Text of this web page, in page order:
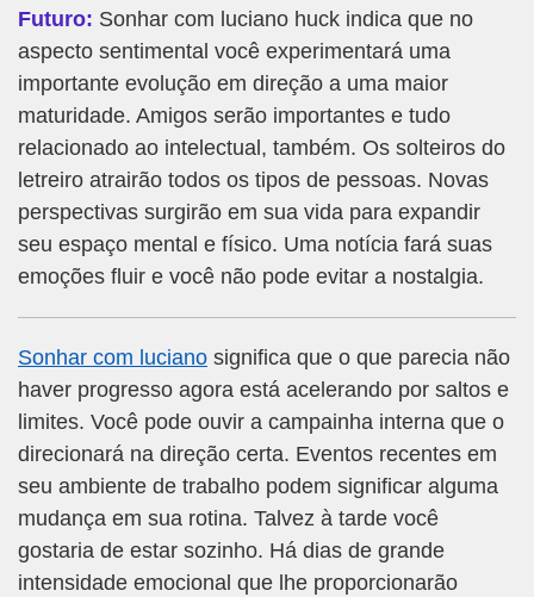
Futuro: Sonhar com luciano huck indica que no
aspecto sentimental você experimentará uma
importante evolução em direção a uma maior
maturidade. Amigos serão importantes e tudo
relacionado ao intelectual, também. Os solteiros do
letreiro atrairão todos os tipos de pessoas. Novas
perspectivas surgirão em sua vida para expandir
seu espaço mental e físico. Uma notícia fará suas
emoções fluir e você não pode evitar a nostalgia.
Sonhar com luciano significa que o que parecia não
haver progresso agora está acelerando por saltos e
limites. Você pode ouvir a campainha interna que o
direcionará na direção certa. Eventos recentes em
seu ambiente de trabalho podem significar alguma
mudança em sua rotina. Talvez à tarde você
gostaria de estar sozinho. Há dias de grande
intensidade emocional que lhe proporcionarão